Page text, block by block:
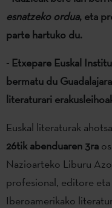
esnatzeko ordua, eta
parte hartuko du.
- Etxepare Euskal
bermatu du
literaturari
Euskal literaturak
26tik abenduaren 3ra
Nazioarteko Liburu
profesional, editore
Iberoamerikako